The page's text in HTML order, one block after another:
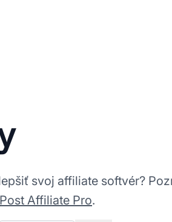
svoj affiliate softvér?
Post Affiliate Pro.